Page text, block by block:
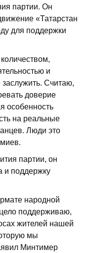
партии. Он
«Татарстан
для поддержки
и
Считаю,
доверие
особенность
на реальные
Люди это
партии, он
и поддержку
народной
поддерживаю,
жителей нашей
мы
Минтимер